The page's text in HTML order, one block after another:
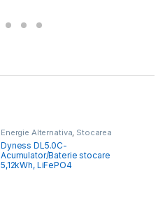
Energie Alternativa, Stocarea
Energiei
Dyness DL5.0C-
Acumulator/Baterie stocare
5,12kWh, LiFePO4